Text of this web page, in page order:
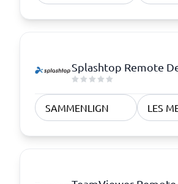
Splashtop Remote
SAMMENLIGN LES